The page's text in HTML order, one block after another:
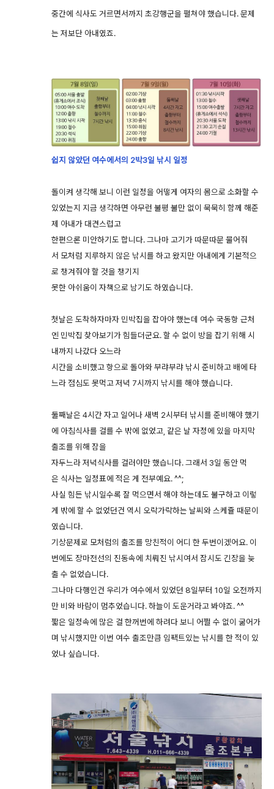
중간에 식사도 거르면서까지 초강행군을 펼쳐야 했습니다. 문제
는 저보단 아내였죠.
쉽지 않았던 여수에서의 2박3일 낚시 일정
돌이켜 생각해 보니 이런 일정을 어떻게 여자의 몸으로 소화할 수
있었는지 지금 생각하면 아무런 불평 불만 없이 묵묵히 함께 해준
제 아내가 대견스럽고
한편으론 미안하기도 합니다. 그나마 고기가 따문따문 물어줘
서 모처럼 지루하지 않은 낚시를 하고 왔지만 아내에게 기본적으
로 챙겨줘야 할 것을 챙기지
못한 아쉬움이 자책으로 남기도 하였습니다.
첫날은 도착하자마자 민박집을 잡아야 했는데 여수 국동항 근처
엔 민박집 찾아보기가 힘들더군요. 할 수 없이 방을 잡기 위해 시
내까지 나갔다 오느라
시간을 소비했고 항으로 돌아와 부랴부랴 낚시 준비하고 배에 타
느라 점심도 못먹고 저녁 7시까지 낚시를 해야 했습니다.
둘째날은 4시간 자고 일어나 새벽 2시부터 낚시를 준비해야 했기
에 아침식사를 걸를 수 밖에 없었고, 같은 날 자정에 있을 마지막
출조를 위해 잠을
자두느라 저녁식사를 걸러야만 했습니다. 그래서 3일 동안 먹
은 식사는 일정표에 적은 게 전부예요. ^^;
사실 힘든 낚시일수록 잘 먹으면서 해야 하는데도 불구하고 이렇
게 밖에 할 수 없었던건 역시 오락가락하는 날씨와 스케쥴 때문이
였습니다.
기상문제로 모처럼의 출조를 망친적이 어디 한 두번이겠어요. 이
번에도 장마전선의 진동속에 치뤄진 낚시여서 잠시도 긴장을 늦
출 수 없었습니다.
그나마 다행인건 우리가 여수에서 있었던 8일부터 10일 오전까지
만 비와 바람이 멈추었습니다. 하늘이 도운거라고 봐야죠. ^^
짧은 일정속에 많은 걸 한꺼번에 하려다 보니 어쩔 수 없이 굶어가
며 낚시했지만 이번 여수 출조만큼 임팩트있는 낚시를 한 적이 있
었나 싶습니다.